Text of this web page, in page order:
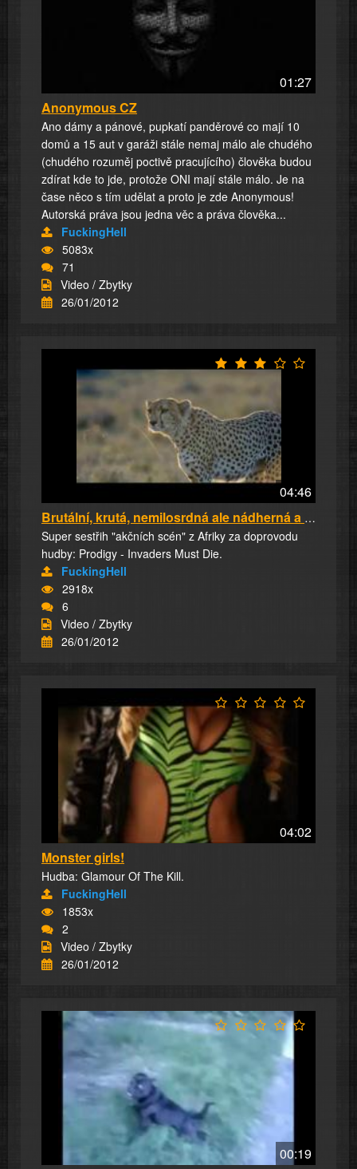
01:27
Anonymous CZ
Ano dámy a pánové, pupkatí panděrové co mají 10
domů a 15 aut v garáži stále nemaj málo ale chudého
(chudého rozuměj poctivě pracujícího) člověka budou
zdírat kde to jde, protože ONI mají stále málo. Je na
čase něco s tím udělat a proto je zde Anonymous!
Autorská práva jsou jedna věc a práva člověka...
FuckingHell
5083x
71
Video / Zbytky
26/01/2012
04:46
Brutální, krutá, nemilosrdná ale nádherná a s...
Super sestřih "akčních scén" z Afriky za doprovodu
hudby: Prodigy - Invaders Must Die.
FuckingHell
2918x
6
Video / Zbytky
26/01/2012
04:02
Monster girls!
Hudba: Glamour Of The Kill.
FuckingHell
1853x
2
Video / Zbytky
26/01/2012
00:19